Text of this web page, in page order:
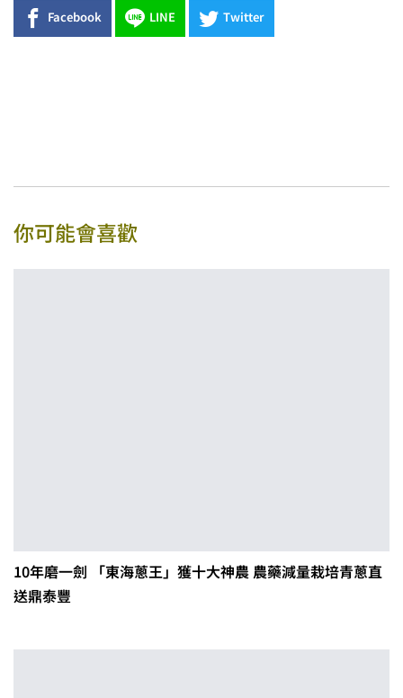
Facebook LINE Twitter
你可能會喜歡
10年磨一劍 「東海蔥王」獲十大神農 農藥減量栽培青蔥直
送鼎泰豐